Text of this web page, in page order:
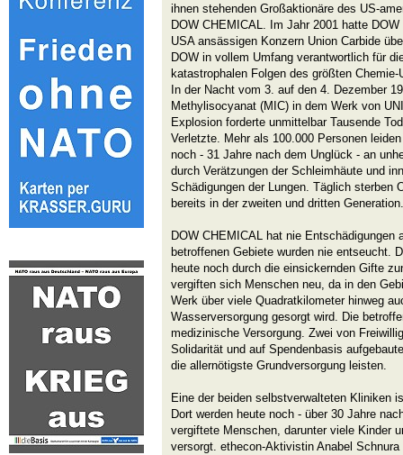
ihnen stehenden Großaktionäre des US-
DOW CHEMICAL. Im Jahr 2001 hatte
USA ansässigen Konzern Union Carbide
DOW in vollem Umfang verantwortlich für
katastrophalen Folgen des größten
In der Nacht vom 3. auf den 4. Dezember
Methylisocyanat (MIC) in dem Werk von
Explosion forderte unmittelbar Tausende
Verletzte. Mehr als 100.000 Personen
noch - 31 Jahre nach dem Unglück - an
durch Verätzungen der Schleimhäute und
Schädigungen der Lungen. Täglich sterben
bereits in der zweiten und dritten Generation.
DOW CHEMICAL hat nie Entschädigungen
betroffenen Gebiete wurden nie entseucht.
heute noch durch die einsickernden Gifte
vergiften sich Menschen neu, da in den
Werk über viele Quadratkilometer hinweg
Wasserversorgung gesorgt wird. Die
medizinische Versorgung. Zwei von
Solidarität und auf Spendenbasis
die allernötigste Grundversorgung leisten.
Eine der beiden selbstverwalteten Kliniken
Dort werden heute noch - über 30 Jahre
vergiftete Menschen, darunter viele Kinder
versorgt. ethecon-Aktivistin Anabel